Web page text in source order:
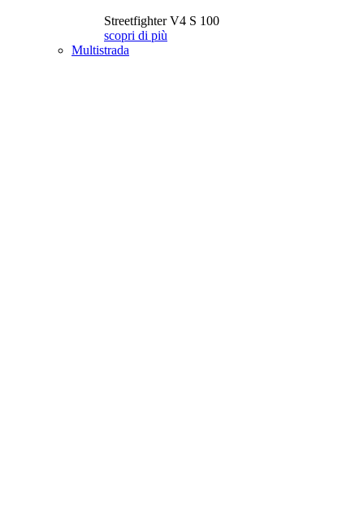
Streetfighter V4 S 100
scopri di più
Multistrada